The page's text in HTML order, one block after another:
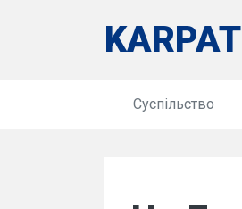
KARPAT
Суспільство